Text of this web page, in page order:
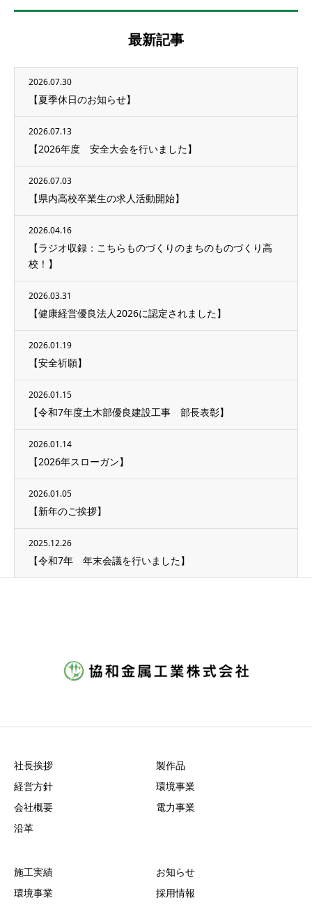
最新記事
2026.07.30
【夏季休日のお知らせ】
2026.07.13
【2026年度 安全大会を行いました】
2026.07.03
【県内高校卒業生の求人活動開始】
2026.04.16
【ラジオ収録：こちらものづくりのまちのものづくり高
校！】
2026.03.31
【健康経営優良法人2026に認定されました】
2026.01.19
【安全祈願】
2026.01.15
【令和7年度土木部優良建設工事 部長表彰】
2026.01.14
【2026年スローガン】
2026.01.05
【新年のご挨拶】
2025.12.26
【令和7年 年末会議を行いました】
社長挨拶
経営方針
会社概要
沿革
製作品
環境事業
電力事業
施工実績
環境事業
お知らせ
採用情報